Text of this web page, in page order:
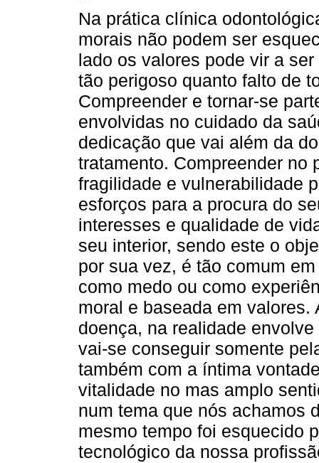
Na prática clínica
morais não podem ser
lado os valores pode vir a
tão perigoso quanto falto de
Compreender e tornar-se
envolvidas no cuidado da
dedicação que vai além da
tratamento. Compreender no
fragilidade e vulnerabilidade
esforços para a procura do
interesses e qualidade de
seu interior, sendo este o
por sua vez, é tão comum
como medo ou como
moral e baseada em valores.
doença, na realidade
vai-se conseguir somente
também com a íntima
vitalidade no mas amplo
num tema que nós achamos
mesmo tempo foi esquecido
tecnológico da nossa